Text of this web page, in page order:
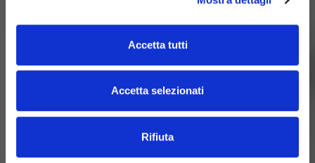
Accetta tutti
Accetta selezionati
Rifiuta